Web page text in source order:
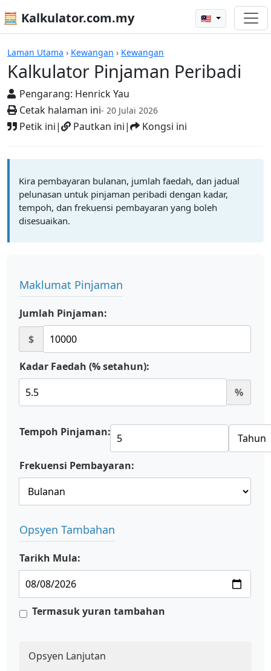
🧮 Kalkulator.com.my 🇲🇾
Laman Utama › Kewangan › Kewangan
Kalkulator Pinjaman Peribadi
Pengarang: Henrick Yau
Cetak halaman ini- 20 Julai 2026
Petik ini| Pautkan ini| Kongsi ini
Kalkulator
Kira pembayaran bulanan, jumlah faedah, dan jadual
pelunasan untuk pinjaman peribadi dengan kadar,
tempoh, dan frekuensi pembayaran yang boleh
disesuaikan.
Maklumat Pinjaman
Jumlah Pinjaman:
$
Kadar Faedah (% setahun):
%
Tempoh Pinjaman:
Frekuensi Pembayaran:
Opsyen Tambahan
Tarikh Mula:
Termasuk yuran tambahan
Opsyen Lanjutan